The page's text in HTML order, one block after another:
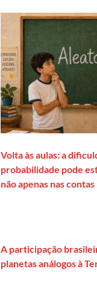
Volta às aulas: a
probabilidade pode
não apenas nas contas
A participação
planetas análogos à